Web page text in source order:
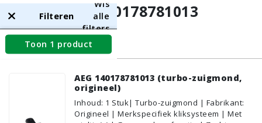
AEG 140178781013
Filteren
Wis
alle
filters
Toon 1 product
Zuigmonden groot
AEG 140178781013 (turbo-zuigmond,
origineel)
Inhoud: 1 Stuk| Turbo-zuigmond | Fabrikant:
Origineel | Merkspecifiek kliksysteem | Met